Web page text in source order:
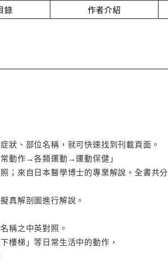
錄 作者介紹
狀、部位名稱，就可快速找到刊載頁面。
動作→各類運動→運動保健」
；來自日本醫學博士的專業解說。全書共
真解剖圖進行解說。
稱之中英對照。
樓梯」等日常生活中的動作，